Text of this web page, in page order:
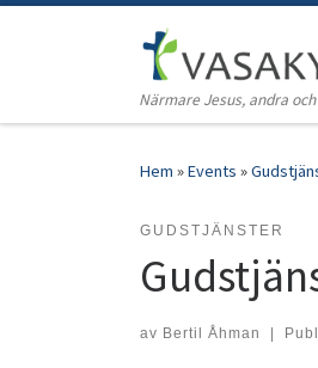
Hoppa till innehåll
Närmare Jesus, andra
Hem »Events »
GUDSTJÄNSTER
av Bertil Åhman